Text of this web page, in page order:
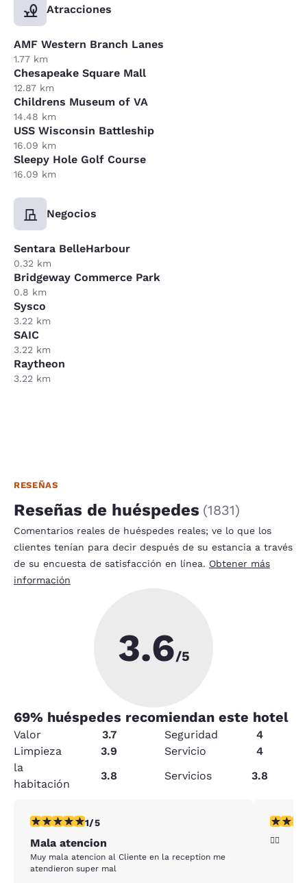
Atracciones
AMF Western Branch Lanes
1.77 km
Chesapeake Square Mall
12.87 km
Childrens Museum of VA
14.48 km
USS Wisconsin Battleship
16.09 km
Sleepy Hole Golf Course
16.09 km
Negocios
Sentara BelleHarbour
0.32 km
Bridgeway Commerce Park
0.8 km
Sysco
3.22 km
SAIC
3.22 km
Raytheon
3.22 km
RESEÑAS
Reseñas de huéspedes (1831)
Comentarios reales de huéspedes reales; ve lo que los
clientes tenían para decir después de su estancia a través
de su encuesta de satisfacción en línea. Obtener más
información
3.6/5
69% huéspedes recomiendan este hotel
Valor 3.7 Seguridad
4
Limpieza
3.9 Servicio
4
la
habitación
3.8 Servicios 3.8
calificación de 1 estrella. Feria. 1 reseña
1/5
Mala atencion
Muy mala atencion al Cliente en la reception me
atendieron super mal
👍🏻